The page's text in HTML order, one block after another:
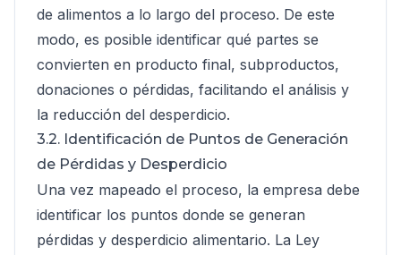
de alimentos a lo largo del proceso. De este
modo, es posible identificar qué partes se
convierten en producto final, subproductos,
donaciones o pérdidas, facilitando el análisis y
la reducción del desperdicio.
3.2. Identificación de Puntos de Generación
de Pérdidas y Desperdicio
Una vez mapeado el proceso, la empresa debe
identificar los puntos donde se generan
pérdidas y desperdicio alimentario. La Ley